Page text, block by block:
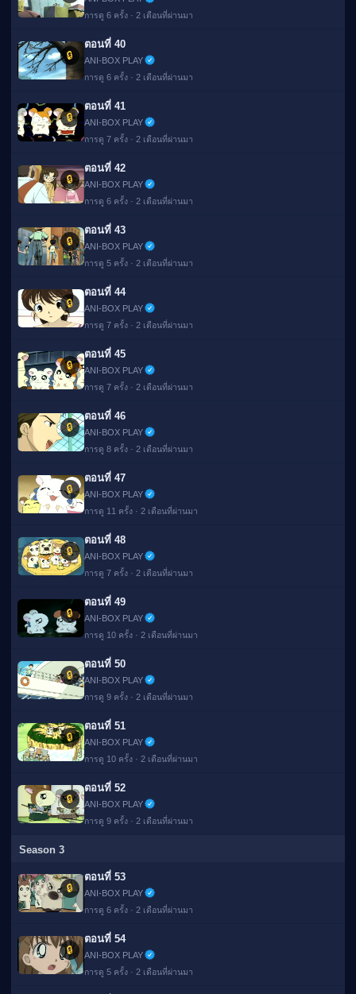
การดู 6 ครั้ง · 2 เดือนที่ผ่านมา
🔒
ตอนที่ 40
ANI-BOX PLAY
การดู 6 ครั้ง · 2 เดือนที่ผ่านมา
🔒
ตอนที่ 41
ANI-BOX PLAY
การดู 7 ครั้ง · 2 เดือนที่ผ่านมา
🔒
ตอนที่ 42
ANI-BOX PLAY
การดู 6 ครั้ง · 2 เดือนที่ผ่านมา
🔒
ตอนที่ 43
ANI-BOX PLAY
การดู 5 ครั้ง · 2 เดือนที่ผ่านมา
🔒
ตอนที่ 44
ANI-BOX PLAY
การดู 7 ครั้ง · 2 เดือนที่ผ่านมา
🔒
ตอนที่ 45
ANI-BOX PLAY
การดู 7 ครั้ง · 2 เดือนที่ผ่านมา
🔒
ตอนที่ 46
ANI-BOX PLAY
การดู 8 ครั้ง · 2 เดือนที่ผ่านมา
🔒
ตอนที่ 47
ANI-BOX PLAY
การดู 11 ครั้ง · 2 เดือนที่ผ่านมา
🔒
ตอนที่ 48
ANI-BOX PLAY
การดู 7 ครั้ง · 2 เดือนที่ผ่านมา
🔒
ตอนที่ 49
ANI-BOX PLAY
การดู 10 ครั้ง · 2 เดือนที่ผ่านมา
🔒
ตอนที่ 50
ANI-BOX PLAY
การดู 9 ครั้ง · 2 เดือนที่ผ่านมา
🔒
ตอนที่ 51
ANI-BOX PLAY
การดู 10 ครั้ง · 2 เดือนที่ผ่านมา
🔒
ตอนที่ 52
ANI-BOX PLAY
การดู 9 ครั้ง · 2 เดือนที่ผ่านมา
Season 3
🔒
ตอนที่ 53
ANI-BOX PLAY
การดู 6 ครั้ง · 2 เดือนที่ผ่านมา
🔒
ตอนที่ 54
ANI-BOX PLAY
การดู 5 ครั้ง · 2 เดือนที่ผ่านมา